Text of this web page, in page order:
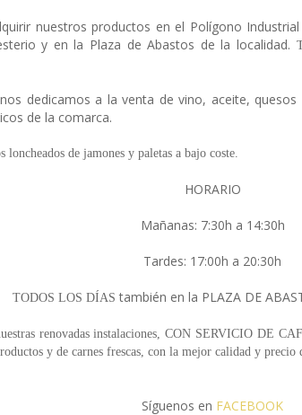
nuestros productos en el Polígono
y en la Plaza de Abastos de la localidad.
dedicamos a la venta de vino, aceite,
de la comarca.
loncheados de jamones y paletas a bajo coste.
HORARIO
Mañanas: 7:30h a 14:30h
Tardes: 17:00h a 20:30h
TODOS LOS DÍAS también en la PLAZA DE
renovadas instalaciones, CON SERVICIO DE
y de carnes frescas, con la mejor calidad y precio
Síguenos en FACEBOOK